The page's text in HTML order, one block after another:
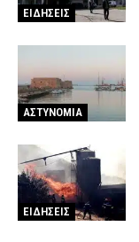
ΕΙΔΗΣΕΙΣ
ΑΣΤΥΝΟΜΙΑ
ΕΙΔΗΣΕΙΣ